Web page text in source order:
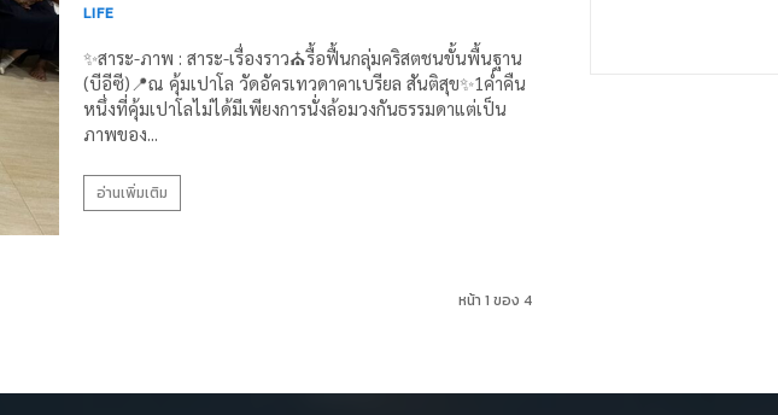
LIFE
✨สาระ-ภาพ : สาระ-เรื่องราว⛪รื้อฟื้นกลุ่มคริสตชนขั้นพื้นฐาน
(บีอีซี)📍ณ คุ้มเปาโล วัดอัครเทวดาคาเบรียล สันติสุข✨1ค่ำคืน
หนึ่งที่คุ้มเปาโลไม่ได้มีเพียงการนั่งล้อมวงกันธรรมดาแต่เป็น
ภาพของ...
อ่านเพิ่มเติม
หน้า 1 ของ 4